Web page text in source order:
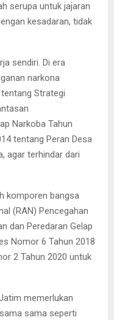
serupa untuk jajaran
kesadaran, tidak
sendiri. Di era
narkona
Strategi
Narkoba Tahun
tentang Peran Desa
agar terhindar dari
komporen bangsa
(RAN) Pencegahan
dan Peredaran Gelap
Nomor 6 Tahun 2018
2 Tahun 2020 untuk
memerlukan
sama seperti